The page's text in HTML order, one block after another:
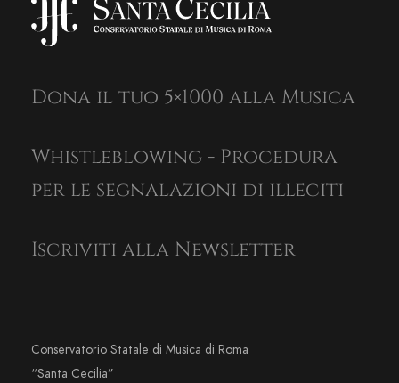
Dona il tuo 5×1000 alla Musica
Whistleblowing - Procedura
per le segnalazioni di illeciti
Iscriviti alla Newsletter
Conservatorio Statale di Musica di Roma
“Santa Cecilia”